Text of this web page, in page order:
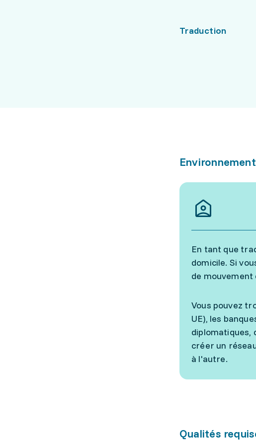
Traduction
En tant que
domicile. Si
de
Vous pouvez
UE), les
diplomatiques,
créer un
à l'autre.
Qualités